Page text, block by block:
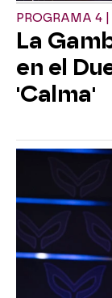
PROGRAMA 4
La
en el
'Calma'